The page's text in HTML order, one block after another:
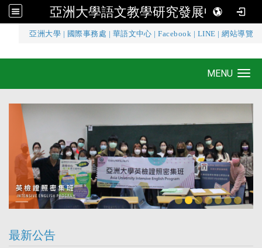
亞洲大學語文教學研究發展中心
亞洲大學 國際事務處 華語文中心 |Facebook LINE |網站導覽
亞洲大學語文教學研究發展中心
MENU
最新公告